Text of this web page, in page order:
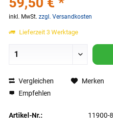
inkl. MwSt. zzgl. Versandkosten
Lieferzeit 3 Werktage
Vergleichen Merken
Empfehlen
Artikel-Nr.: 11900-